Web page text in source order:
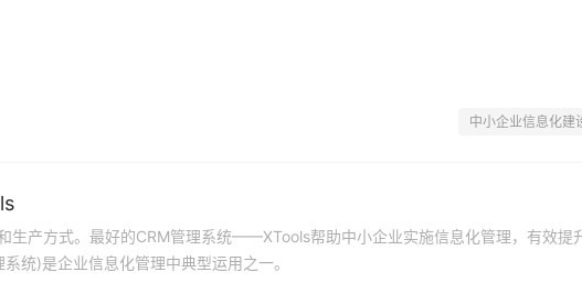
中小企业信息化建
生产方式。最好的CRM管理系统——XTools帮助中小企业实施信息化管理，有效提
统)是企业信息化管理中典型运用之一。